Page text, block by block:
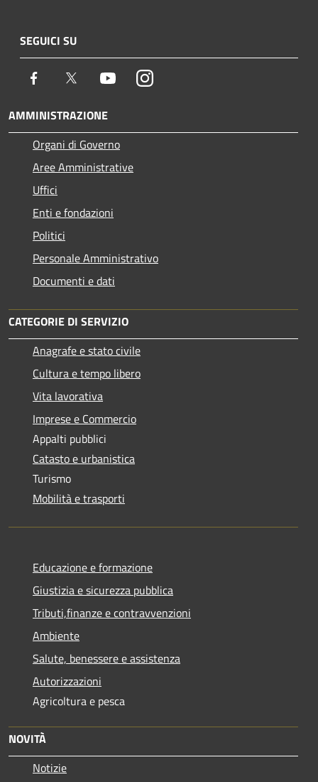
SEGUICI SU
Facebook Twitter YoutubeInstagram
AMMINISTRAZIONE
Organi di Governo
Aree Amministrative
Uffici
Enti e fondazioni
Politici
Personale Amministrativo
Documenti e dati
CATEGORIE DI SERVIZIO
Anagrafe e stato civile
Cultura e tempo libero
Vita lavorativa
Imprese e Commercio
Appalti pubblici
Catasto e urbanistica
Turismo
Mobilità e trasporti
Educazione e formazione
Giustizia e sicurezza pubblica
Tributi,finanze e contravvenzioni
Ambiente
Salute, benessere e assistenza
Autorizzazioni
Agricoltura e pesca
NOVITÀ
Notizie